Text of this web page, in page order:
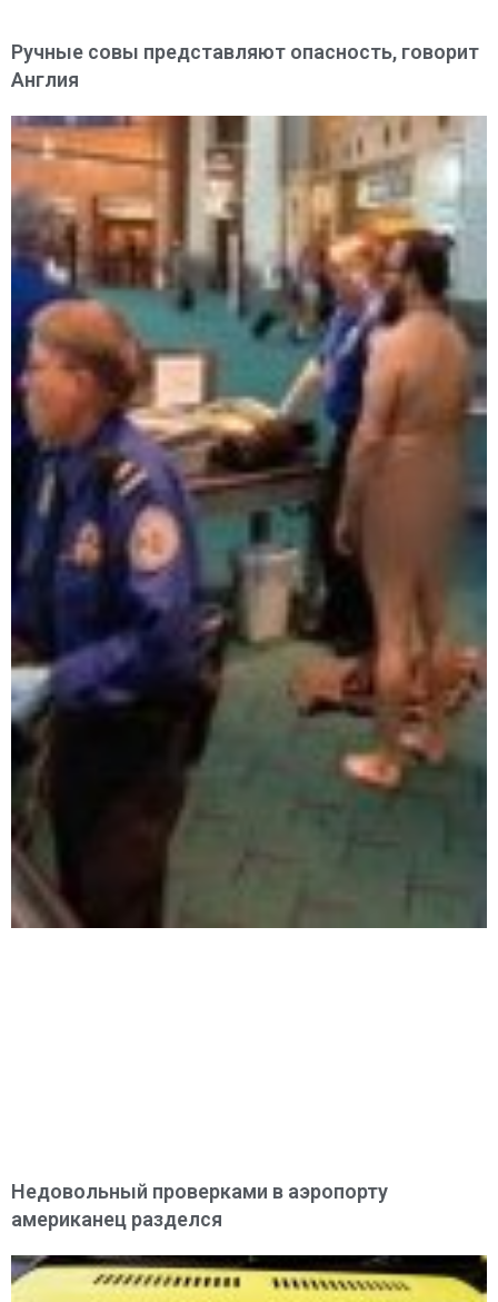
Ручные совы представляют опасность, говорит
Англия
Недовольный проверками в аэропорту
американец разделся